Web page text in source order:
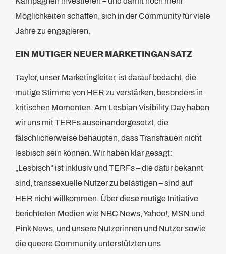
Möglichkeiten schaffen, sich in der Community für viele
Jahre zu engagieren.
EIN MUTIGER NEUER MARKETINGANSATZ
Taylor, unser Marketingleiter, ist darauf bedacht, die
mutige Stimme von HER zu verstärken, besonders in
kritischen Momenten. Am Lesbian Visibility Day haben
wir uns mit TERFs auseinandergesetzt, die
fälschlicherweise behaupten, dass Transfrauen nicht
lesbisch sein können. Wir haben klar gesagt:
„Lesbisch“ ist inklusiv und TERFs – die dafür bekannt
sind, transsexuelle Nutzer zu belästigen – sind auf
HER nicht willkommen. Über diese mutige Initiative
berichteten Medien wie NBC News, Yahoo!, MSN und
Pink News, und unsere Nutzerinnen und Nutzer sowie
die queere Community unterstützten uns